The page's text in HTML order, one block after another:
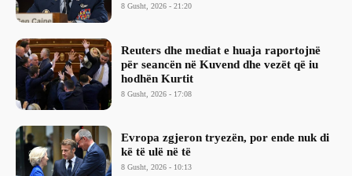
8 Gusht, 2026 - 21:20
Reuters dhe mediat e huaja raportojnë
për seancën në Kuvend dhe vezët që iu
hodhën Kurtit
8 Gusht, 2026 - 17:08
Evropa zgjeron tryezën, por ende nuk di
kë të ulë në të
8 Gusht, 2026 - 10:13